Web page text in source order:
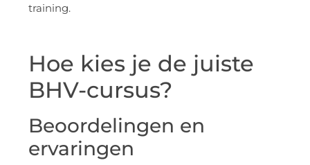
training.
Hoe kies je de juiste
BHV-cursus?
Beoordelingen en
ervaringen